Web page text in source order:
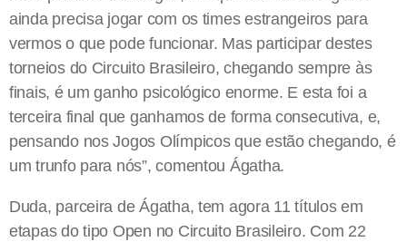
ainda precisa jogar com os times estrangeiros para
vermos o que pode funcionar. Mas participar destes
torneios do Circuito Brasileiro, chegando sempre às
finais, é um ganho psicológico enorme. E esta foi a
terceira final que ganhamos de forma consecutiva, e,
pensando nos Jogos Olímpicos que estão chegando, é
um trunfo para nós”, comentou Ágatha.
Duda, parceira de Ágatha, tem agora 11 títulos em
etapas do tipo Open no Circuito Brasileiro. Com 22